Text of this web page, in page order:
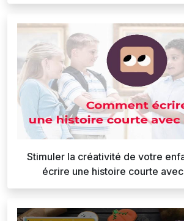
Stimuler la créativité de votre
écrire une histoire courte